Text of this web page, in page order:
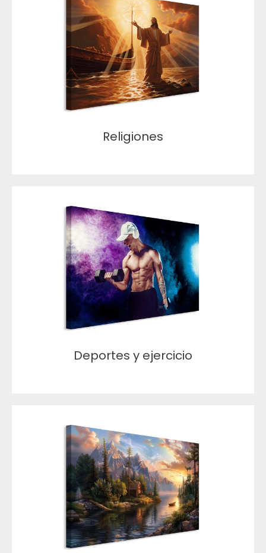
Religiones
Deportes y ejercicio